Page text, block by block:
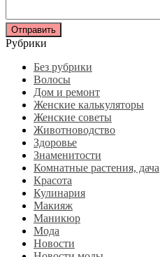
Рубрики
Без рубрики
Волосы
Дом и ремонт
Женские калькуляторы
Женские советы
Животноводство
Здоровье
Знаменитости
Комнатные растения, дача
Красота
Кулинария
Макияж
Маникюр
Мода
Новости